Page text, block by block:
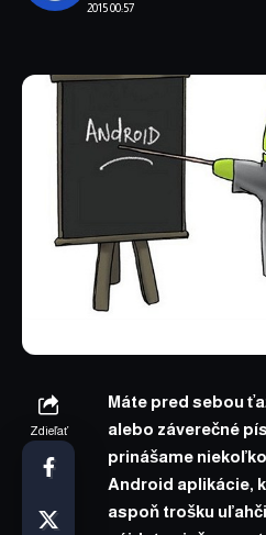
2015 00:57
Zdieľať
Máte pred sebou
alebo záverečné
prinášame
Android aplikácie,
aspoň trošku